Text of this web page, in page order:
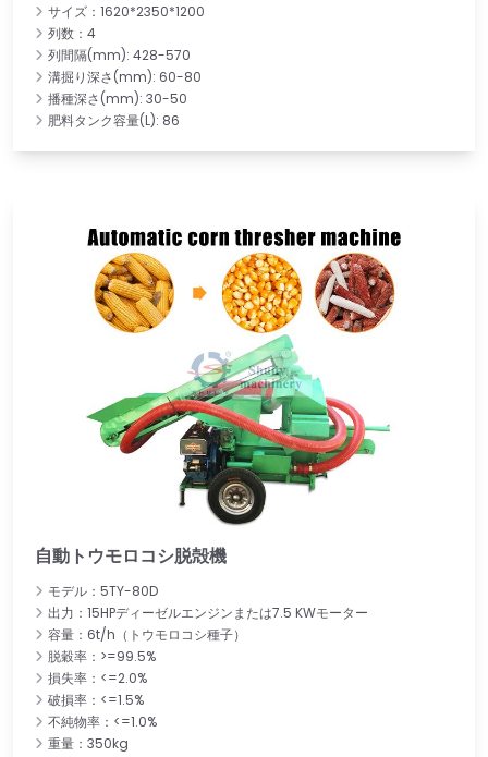
サイズ：1620*2350*1200
列数：4
列間隔(mm): 428-570
溝掘り深さ(mm): 60-80
播種深さ(mm): 30-50
肥料タンク容量(L): 86
自動トウモロコシ脱殻機
モデル：5TY-80D
出力：15HPディーゼルエンジンまたは7.5 KWモーター
容量：6t/h（トウモロコシ種子）
脱穀率：>=99.5%
損失率：<=2.0%
破損率：<=1.5%
不純物率：<=1.0%
重量：350kg